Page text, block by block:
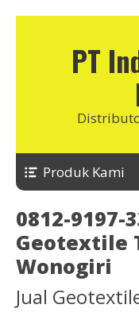
PT
Produk Kami
0812-9197-
Geotextile
Wonogiri
Jual